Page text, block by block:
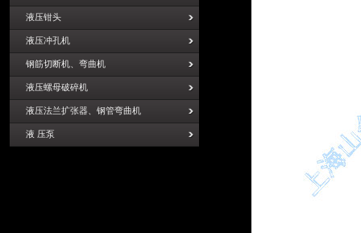
液压钳头
液压冲孔机
钢筋切断机、弯曲机
液压螺母破碎机
液压法兰扩张器、钢管弯曲机
液 压泵